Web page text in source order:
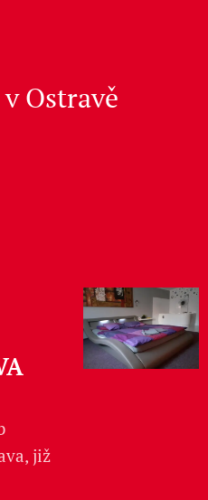
Ostravě
již